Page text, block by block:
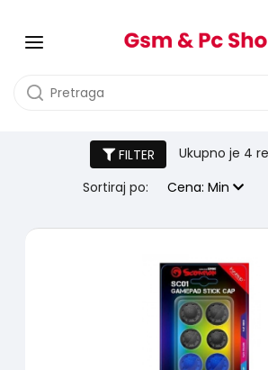
Oprema za konzole i
FILTER Ukupno je 4
Sortiraj po:
Cena: Min